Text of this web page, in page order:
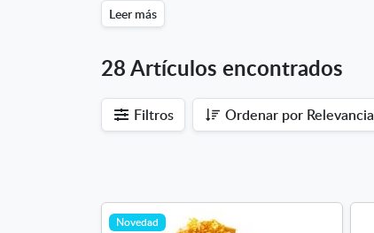
Leer más
28 Artículos encontrados
Filtros Ordenar por Relevancia
Novedad